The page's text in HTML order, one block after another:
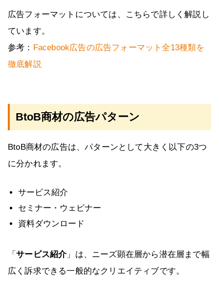
広告フォーマットについては、こちらで詳しく解説し
ています。
参考： Facebook広告の広告フォーマット全13種類を
徹底解説
BtoB商材の広告パターン
BtoB商材の広告は、パターンとして大きく以下の3つ
に分かれます。
サービス紹介
セミナー・ウェビナー
資料ダウンロード
「サービス紹介」は、ニーズ顕在層から潜在層まで幅
広く訴求できる一般的なクリエイティブです。